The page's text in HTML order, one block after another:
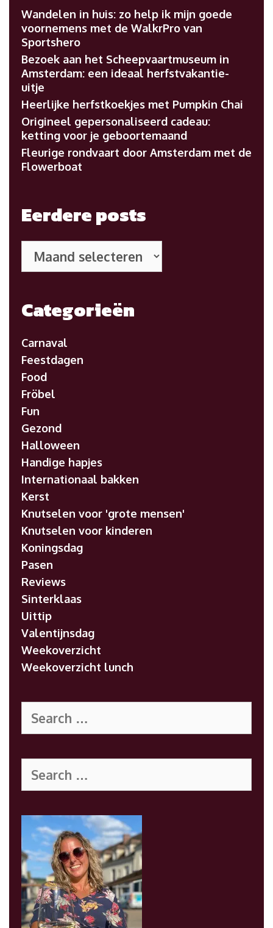
Wandelen in huis: zo help ik mijn goede
voornemens met de WalkrPro van
Sportshero
Bezoek aan het Scheepvaartmuseum in
Amsterdam: een ideaal herfstvakantie-
uitje
Heerlijke herfstkoekjes met Pumpkin Chai
Origineel gepersonaliseerd cadeau:
ketting voor je geboortemaand
Fleurige rondvaart door Amsterdam met de
Flowerboat
Eerdere posts
posts
Categorieën
Carnaval
Feestdagen
Food
Fröbel
Fun
Gezond
Halloween
Handige hapjes
Internationaal bakken
Kerst
Knutselen voor 'grote mensen'
Knutselen voor kinderen
Koningsdag
Pasen
Reviews
Sinterklaas
Uittip
Valentijnsdag
Weekoverzicht
Weekoverzicht lunch
for:
for: